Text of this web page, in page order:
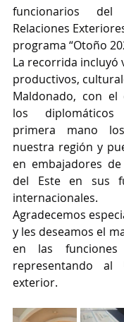
funcionarios
Relaciones
programa “Otoño
La recorrida incluyó
productivos,
Maldonado, con
los
primera mano
nuestra región y
en embajadores
del Este en sus
internacionales.
Agradecemos
y les deseamos el
en las funciones
representando
exterior.